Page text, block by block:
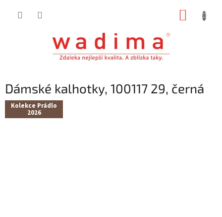
Dámské kalhotky, 100117 29, černá
Kolekce Prádlo
2026